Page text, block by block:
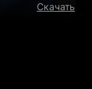
Скачать